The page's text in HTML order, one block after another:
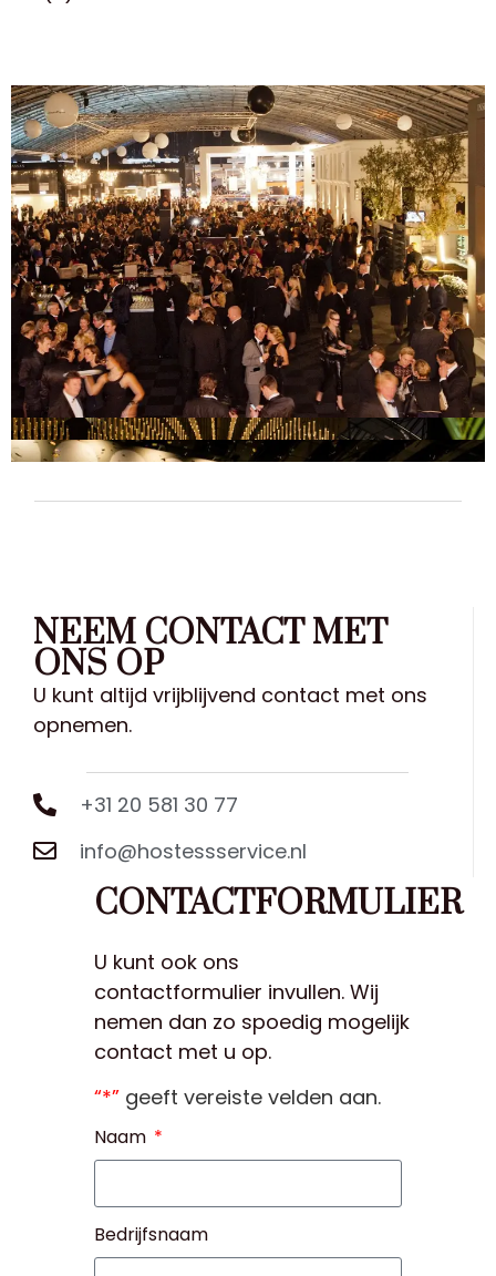
NEEM CONTACT MET
ONS OP
U kunt altijd vrijblijvend contact met ons
opnemen.
+31 20 581 30 77
info@hostessservice.nl
CONTACTFORMULIER
U kunt ook ons
contactformulier invullen. Wij
nemen dan zo spoedig mogelijk
contact met u op.
“*” geeft vereiste velden aan.
Naam
Bedrijfsnaam